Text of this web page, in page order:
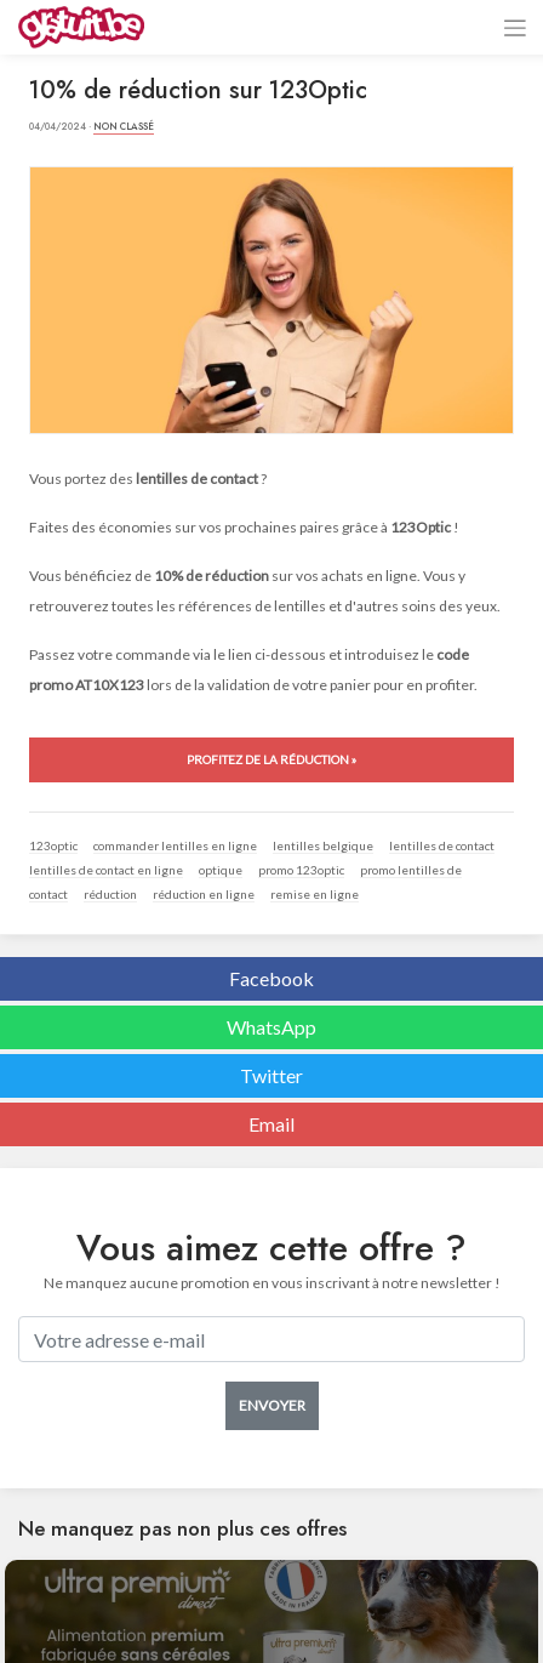
10% de réduction sur 123Optic
04/04/2024 · NON CLASSÉ
Vous portez des lentilles de contact?
Faites des économies sur vos prochaines paires grâce à 123Optic !
Vous bénéficiez de 10% de réduction sur vos achats en ligne. Vous y
retrouverez toutes les références de lentilles et d'autres soins des yeux.
Passez votre commande via le lien ci-dessous et introduisez le code
promo AT10X123 lors de la validation de votre panier pour en profiter.
PROFITEZ DE LA RÉDUCTION »
123optic commander lentilles en ligne lentilles belgique
lentilles de contact
lentilles de contact en ligne
optique promo 123optic
promo lentilles de
contact
réduction réduction en ligne remise en ligne
Facebook
WhatsApp
Twitter
Email
Vous aimez cette offre ?
Ne manquez aucune promotion en vous inscrivant à notre newsletter !
ENVOYER
Ne manquez pas non plus ces offres